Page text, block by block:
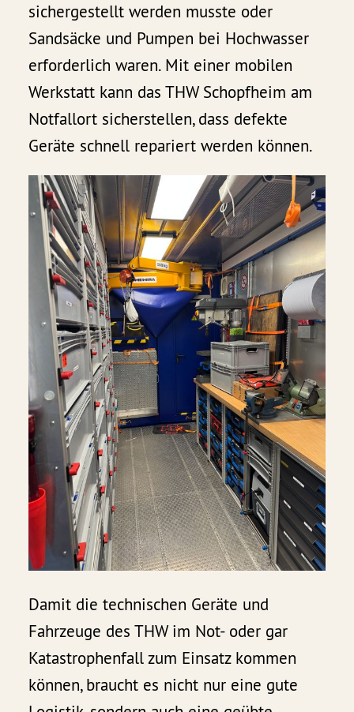
sichergestellt werden musste oder
Sandsäcke und Pumpen bei Hochwasser
erforderlich waren. Mit einer mobilen
Werkstatt kann das THW Schopfheim am
Notfallort sicherstellen, dass defekte
Geräte schnell repariert werden können.
Damit die technischen Geräte und
Fahrzeuge des THW im Not- oder gar
Katastrophenfall zum Einsatz kommen
können, braucht es nicht nur eine gute